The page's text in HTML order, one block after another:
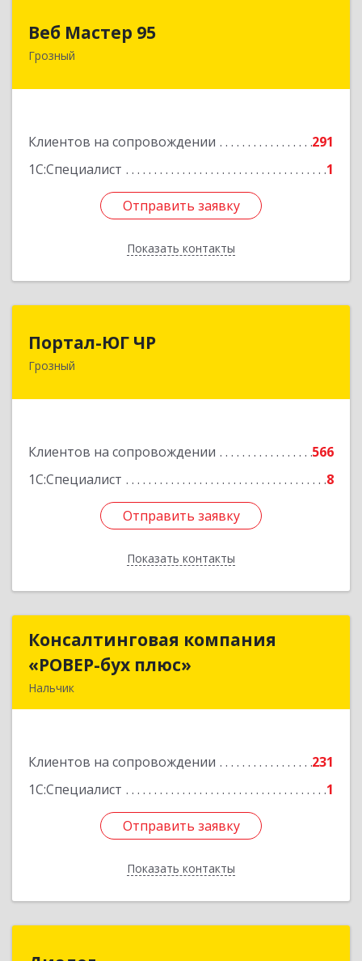
Веб Мастер 95
Грозный
Клиентов на сопровождении
291
1С:Специалист
1
Отправить заявку
Показать контакты
Подробнее
Отправить заявку
Назад
Портал-ЮГ ЧР
Грозный
Клиентов на сопровождении
566
1С:Специалист
8
Отправить заявку
Показать контакты
364906, Чеченская Респ, Грозный г, Путина пр-
Отправить заявку
Назад
Консалтинговая компания
«РОВЕР-бух плюс»
Нальчик
Клиентов на сопровождении
231
1С:Специалист
1
Отправить заявку
Показать контакты
Консалтинговая компания
«РОВЕР-бух плюс»
Подробнее
Отправить заявку
Назад